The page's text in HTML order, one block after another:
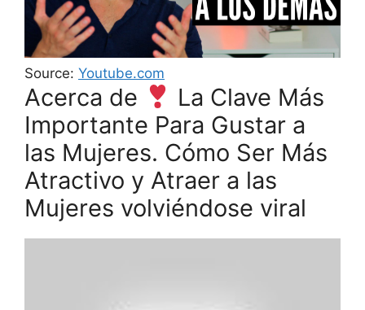
Source: Youtube.com
Acerca de
La Clave Más
Importante Para Gustar a
las Mujeres. Cómo Ser Más
Atractivo y Atraer a las
Mujeres volviéndose viral